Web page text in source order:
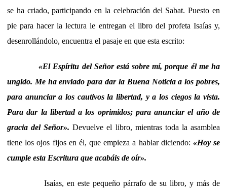
se ha criado, participando en la celebración del Sabat. Puesto en
pie para hacer la lectura le entregan el libro del profeta Isaías y,
desenrollándolo, encuentra el pasaje en que esta escrito:
«El Espíritu del Señor está sobre mí, porque él me ha
ungido. Me ha enviado para dar la Buena Noticia a los pobres,
para anunciar a los cautivos la libertad, y a los ciegos la vista.
Para dar la libertad a los oprimidos; para anunciar el año de
gracia del Señor». Devuelve el libro, mientras toda la asamblea
tiene los ojos fijos en él, que empieza a hablar diciendo: «Hoy se
cumple esta Escritura que acabáis de oír».
Isaías, en este pequeño párrafo de su libro, y más de